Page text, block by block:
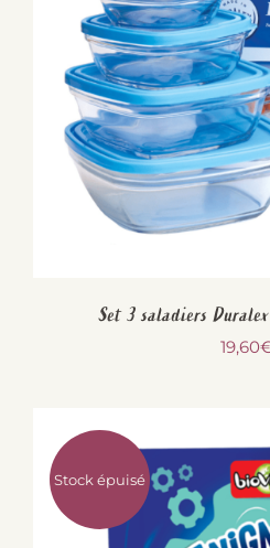
Set 3 saladiers
19,60
Stock épuisé